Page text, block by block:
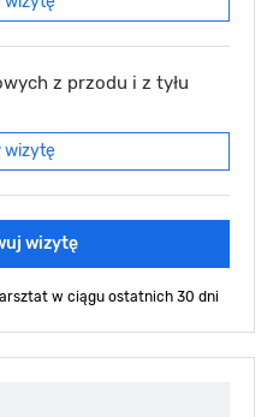
z przodu i z tyłu
wizytę
wizytę
w ciągu ostatnich 30 dni